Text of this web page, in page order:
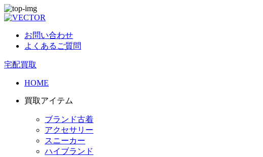
お問い合わせ
よくあるご質問
宅配買取
HOME
買取アイテム
ブランド古着
アクセサリー
スニーカー
ハイブランド